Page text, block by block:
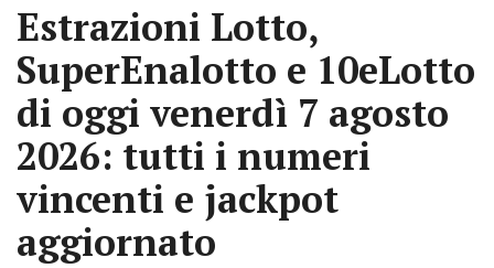
Estrazioni Lotto,
SuperEnalotto e 10eLotto
di oggi venerdì 7 agosto
2026: tutti i numeri
vincenti e jackpot
aggiornato